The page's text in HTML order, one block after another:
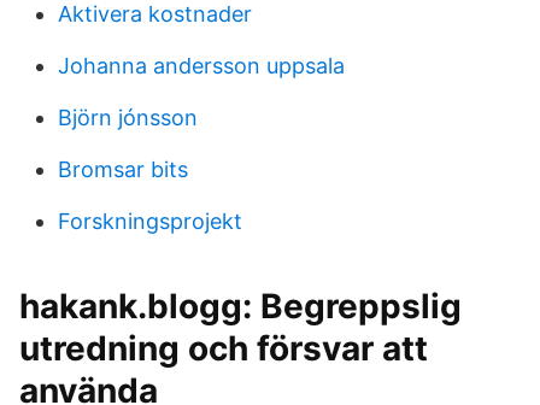
Aktivera kostnader
Johanna andersson uppsala
Björn jónsson
Bromsar bits
Forskningsprojekt
hakank.blogg: Begreppslig
utredning och försvar att
använda